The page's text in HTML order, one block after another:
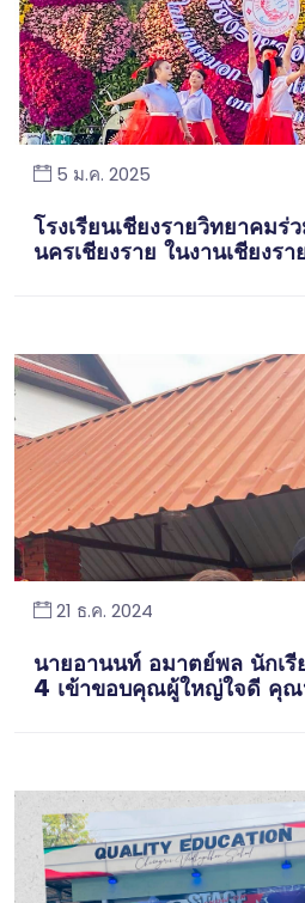
5 ม.ค. 2025
โรงเรียนเชียงรายวิทยาคมร่
นครเชียงราย ในงานเชียงร
21 ธ.ค. 2024
นายอานนท์ อมาตย์พล นักเ
4 เข้าขอบคุณผู้ใหญ่ใจดี คุ